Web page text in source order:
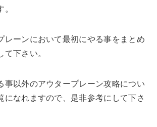
レーンにおいて最初にやる事をまとめ
て下さい。
事以外のアウタープレーン攻略につい
になれますので、是非参考にして下さ